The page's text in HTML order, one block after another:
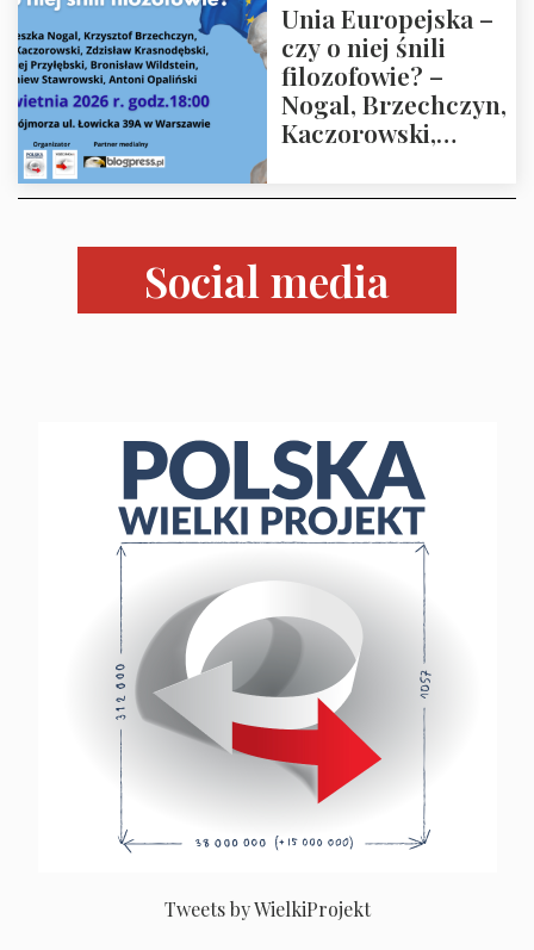
Unia Europejska –
czy o niej śnili
filozofowie? –
Nogal, Brzechczyn,
Kaczorowski,
Przyłębski,
Stawrowski,
Opaliński – 10
kwietnia 2026 r.
Social media
Tweets by WielkiProjekt